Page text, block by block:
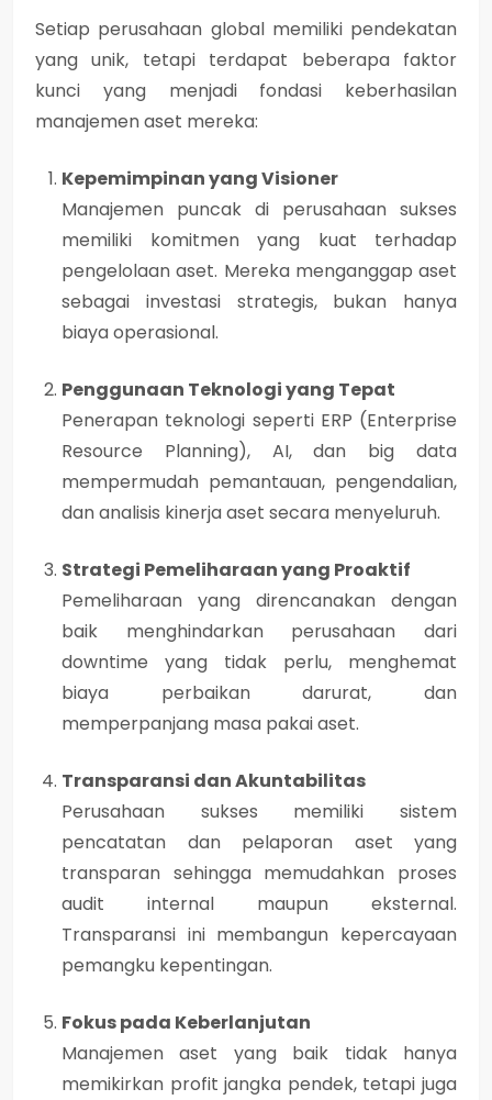
Setiap perusahaan global memiliki pendekatan
yang unik, tetapi terdapat beberapa faktor
kunci yang menjadi fondasi keberhasilan
manajemen aset mereka:
Kepemimpinan yang Visioner
Manajemen puncak di perusahaan sukses
memiliki komitmen yang kuat terhadap
pengelolaan aset. Mereka menganggap aset
sebagai investasi strategis, bukan hanya
biaya operasional.
Penggunaan Teknologi yang Tepat
Penerapan teknologi seperti ERP (Enterprise
Resource Planning), AI, dan big data
mempermudah pemantauan, pengendalian,
dan analisis kinerja aset secara menyeluruh.
Strategi Pemeliharaan yang Proaktif
Pemeliharaan yang direncanakan dengan
baik menghindarkan perusahaan dari
downtime yang tidak perlu, menghemat
biaya perbaikan darurat, dan
memperpanjang masa pakai aset.
Transparansi dan Akuntabilitas
Perusahaan sukses memiliki sistem
pencatatan dan pelaporan aset yang
transparan sehingga memudahkan proses
audit internal maupun eksternal.
Transparansi ini membangun kepercayaan
pemangku kepentingan.
Fokus pada Keberlanjutan
Manajemen aset yang baik tidak hanya
memikirkan profit jangka pendek, tetapi juga